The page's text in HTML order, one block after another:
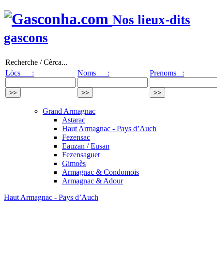
Nos lieux-dits
gascons
Recherche / Cèrca...
Lòcs :
Noms : Prenoms :
Grand Armagnac
Astarac
Haut Armagnac - Pays d’Auch
Fezensac
Eauzan / Eusan
Fezensaguet
Gimoès
Armagnac & Condomois
Armagnac & Adour
Haut Armagnac - Pays d’Auch